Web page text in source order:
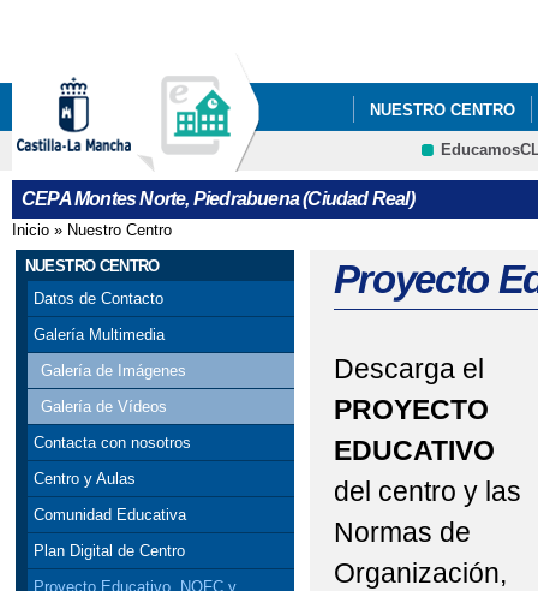
NUESTRO CENTRO
BLOGS
CEPA Montes Norte, Piedrabuena (Ciudad Real)
Se encuentra usted aquí
Inicio » Nuestro Centro
NUESTRO CENTRO
Datos de Contacto
Galería Multimedia
Galería de Imágenes
Galería de Vídeos
Contacta con nosotros
Centro y Aulas
Comunidad Educativa
Plan Digital de Centro
Proyecto Educativo, NOFC y
Proyecto
Descarga el
PROYECTO
EDUCATIVO
del centro y las
Normas de
Organización,